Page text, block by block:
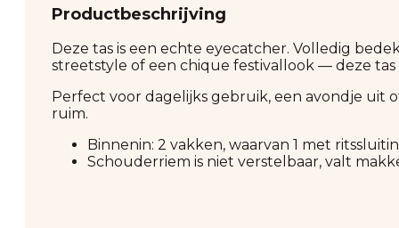
Productbeschrijving
Deze tas is een echte eyecatcher. Volledig
streetstyle of een chique festivallook — deze tas
Perfect voor dagelijks gebruik, een avondje uit
ruim.
Binnenin: 2 vakken, waarvan 1 met
Schouderriem is niet verstelbaar, valt